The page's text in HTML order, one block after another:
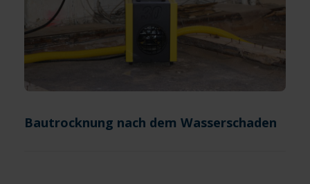
Bautrocknung nach dem Wasserschaden